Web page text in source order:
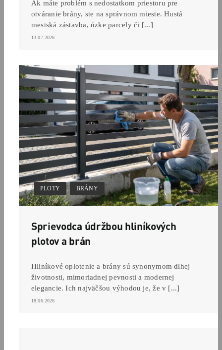
Ak máte problém s nedostatkom priestoru pre
otváranie brány, ste na správnom mieste. Hustá
mestská zástavba, úzke parcely či [...]
13.07.2026
PLOTY , BRÁNY
Sprievodca údržbou hliníkových
plotov a brán
Hliníkové oplotenie a brány sú synonymom dlhej
životnosti, mimoriadnej pevnosti a modernej
elegancie. Ich najväčšou výhodou je, že v [...]
18.06.2026